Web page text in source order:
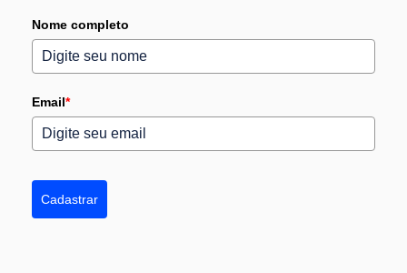
Nome completo
Email*
Cadastrar